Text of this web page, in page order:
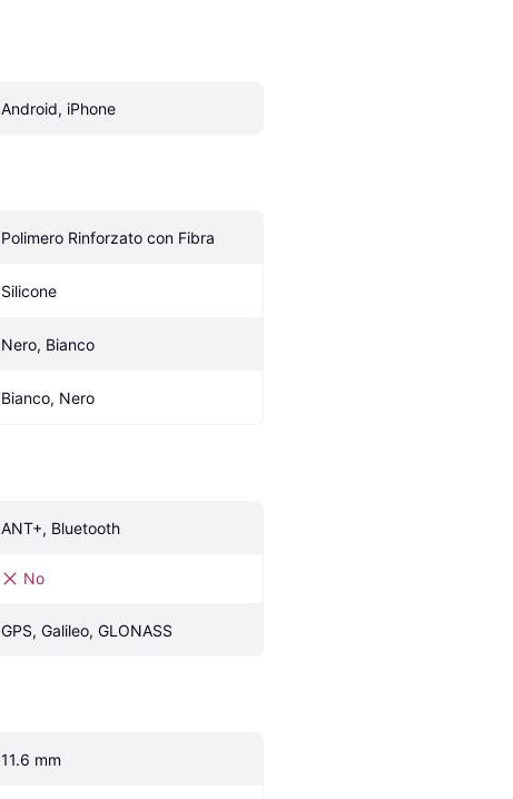
Android, iPhone
Polimero Rinforzato con Fibra
Silicone
Nero, Bianco
Bianco, Nero
ANT+, Bluetooth
No
GPS, Galileo, GLONASS
11.6 mm